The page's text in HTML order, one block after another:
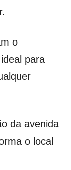
o
para
da avenida
o local